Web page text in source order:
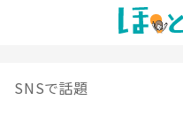
SNSで話題